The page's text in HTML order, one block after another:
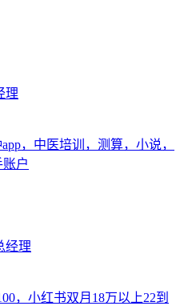
理
，中医培训，测算，小说，
户
经理
，小红书双月18万以上22到